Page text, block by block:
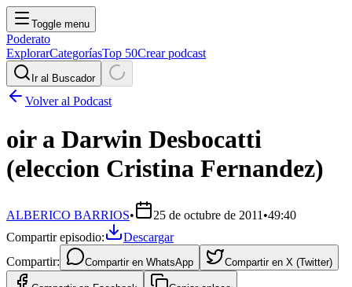
Toggle menu
Poderato
ExplorarCategoríasTop 50Crear podcast
Ir al Buscador
Volver al Podcast
oir a Darwin Desbocatti
(eleccion Cristina Fernandez)
ALBERICO BARRIOS• 25 de octubre de 2011 •49:40
Compartir episodio:
Descargar
Compartir:
Compartir en WhatsApp Compartir en X (Twitter)